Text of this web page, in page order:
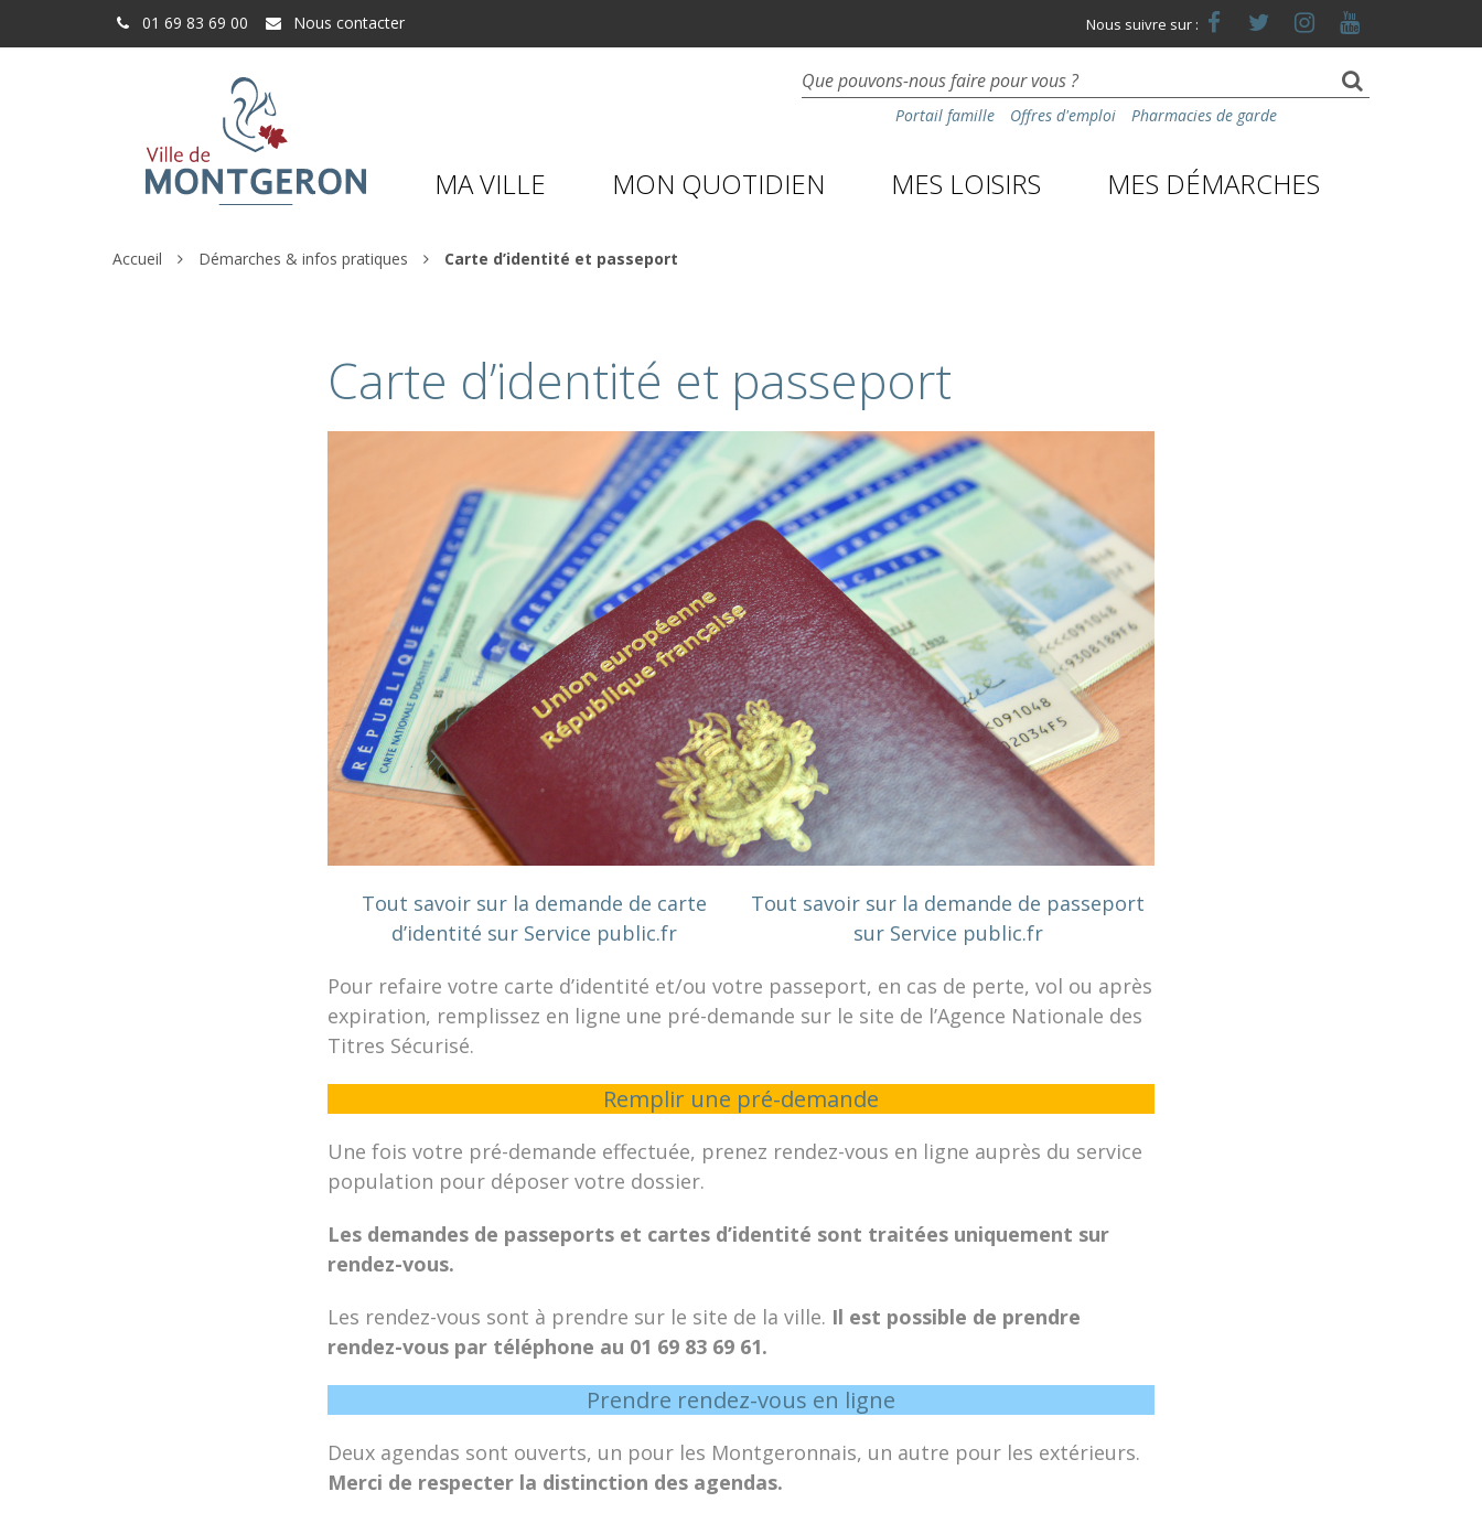
01 69 83 69 00 Nous contacter Nous suivre sur :
Lien
vers
Facebook
Lien
vers
Twitter
Lien
vers
compte
vers
Portail famille Offres d'emploi Pharmacies de garde
MA VILLE MON QUOTIDIEN MES LOISIRS MES DÉMARCHES
Accueil Démarches & infos pratiques Carte d’identité et passeport
Carte d’identité et passeport
Tout savoir sur la demande de carte
d’identité sur Service public.fr
Tout savoir sur la demande de passeport
sur Service public.fr
Pour refaire votre carte d’identité et/ou votre passeport, en cas de perte, vol ou après
expiration, remplissez en ligne une pré-demande sur le site de l’Agence Nationale des
Titres Sécurisé.
Remplir une pré-demande
Une fois votre pré-demande effectuée, prenez rendez-vous en ligne auprès du service
population pour déposer votre dossier.
Les demandes de passeports et cartes d’identité sont traitées uniquement sur
rendez-vous.
Les rendez-vous sont à prendre sur le site de la ville. Il est possible de prendre
rendez-vous par téléphone au 01 69 83 69 61.
Prendre rendez-vous en ligne
Deux agendas sont ouverts, un pour les Montgeronnais, un autre pour les extérieurs.
Merci de respecter la distinction des agendas.